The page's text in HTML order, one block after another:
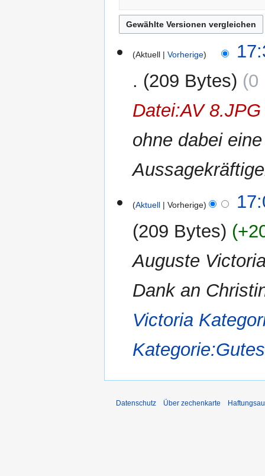
JuniAktuell Vorherige
209 Bytes
0
Datei:AV 8.JPG
ohne dabei
September
Aktuell Vorherige
209 Bytes
Auguste
Dank an
Victoria
Datenschutz Über zechenkarte